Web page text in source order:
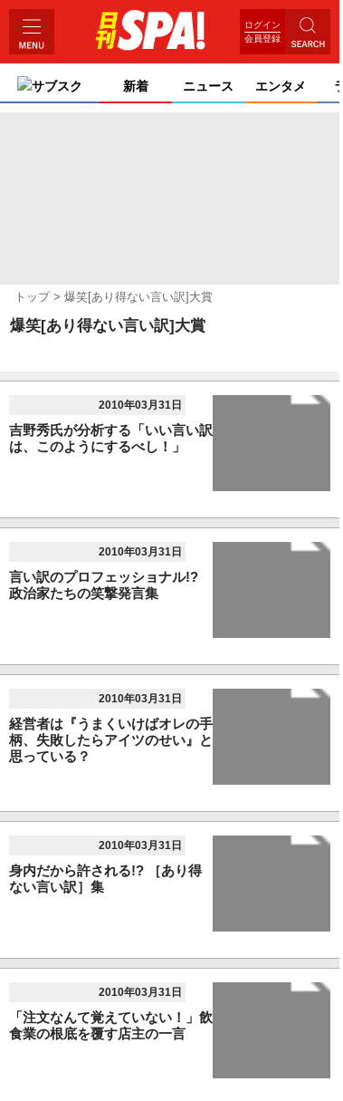
ログイン
会員登録
サブスク 新着 ニュース エンタメ
トップ 爆笑[あり得ない言い訳]大賞
爆笑[あり得ない言い訳]大賞
2010年03月31日
吉野秀氏が分析する「いい言い訳
は、このようにするべし！」
2010年03月31日
言い訳のプロフェッショナル!?
政治家たちの笑撃発言集
2010年03月31日
経営者は『うまくいけばオレの手
柄、失敗したらアイツのせい』と
思っている？
2010年03月31日
身内だから許される!? ［あり得
ない言い訳］集
2010年03月31日
「注文なんて覚えていない！」飲
食業の根底を覆す店主の一言